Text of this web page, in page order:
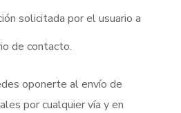
solicitada por el usuario a
de contacto.
oponerte al envío de
por cualquier vía y en